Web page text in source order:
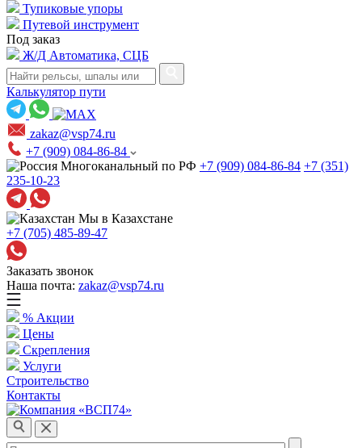
Тупиковые упоры
Путевой инструмент
Под заказ
Ж/Д Автоматика, СЦБ
Калькулятор пути
zakaz@vsp74.ru
+7 (909) 084-86-84
Многоканальный по РФ +7 (909) 084-86-84 +7 (351)
235-10-23
Мы в Казахстане
+7 (705) 485-89-47
Заказать звонок
Наша почта: zakaz@vsp74.ru
% Акции
Цены
Скрепления
Услуги
Строительство
Контакты